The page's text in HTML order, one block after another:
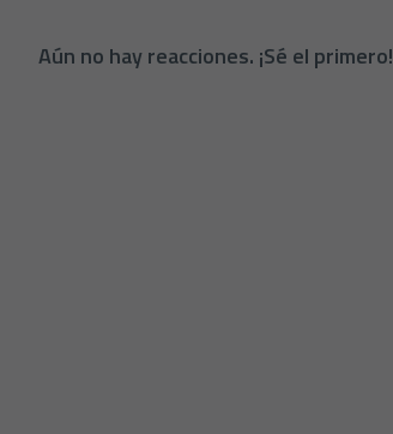
Aún no hay reacciones. ¡Sé el primero!